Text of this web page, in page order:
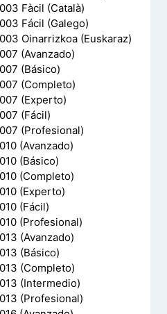
Fàcil (Català)
Fácil (Galego)
Oinarrizkoa (Euskaraz)
(Avanzado)
(Básico)
(Completo)
(Experto)
(Fácil)
(Profesional)
(Avanzado)
(Básico)
(Completo)
(Experto)
(Fácil)
(Profesional)
(Avanzado)
(Básico)
(Completo)
(Intermedio)
(Profesional)